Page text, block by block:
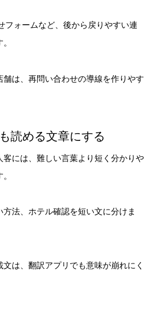
フォームなど、後から戻りやすい連
は、再問い合わせの導線を作りやす
読める文章にする
客には、難しい言葉より短く分かりや
法、ホテル確認を短い文に分けま
は、翻訳アプリでも意味が崩れにく